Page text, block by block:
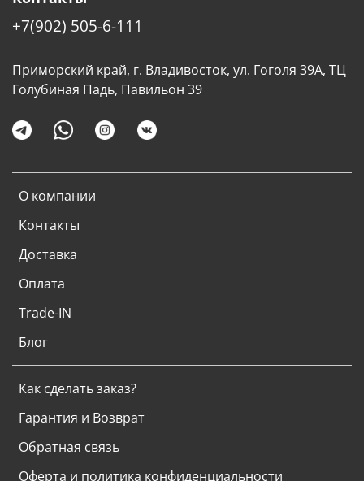
О компании
Контакты
Доставка
Оплата
Trade-IN
Блог
Как сделать заказ?
Гарантия и Возврат
Обратная связь
Оферта и политика конфиденциальности
+7(902) 505-6-111
Приморский край, г. Владивосток, ул. Гоголя 39А, ТЦ
Голубиная Падь, Павильон 39